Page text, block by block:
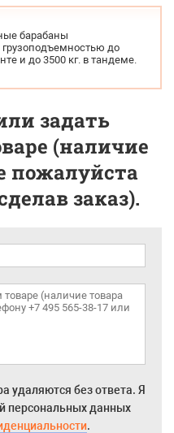
барабаны
до
и до 3500 кг. в тандеме.
задать
(наличие
пожалуйста
заказ).
удаляются без ответа. Я
персональных данных
.